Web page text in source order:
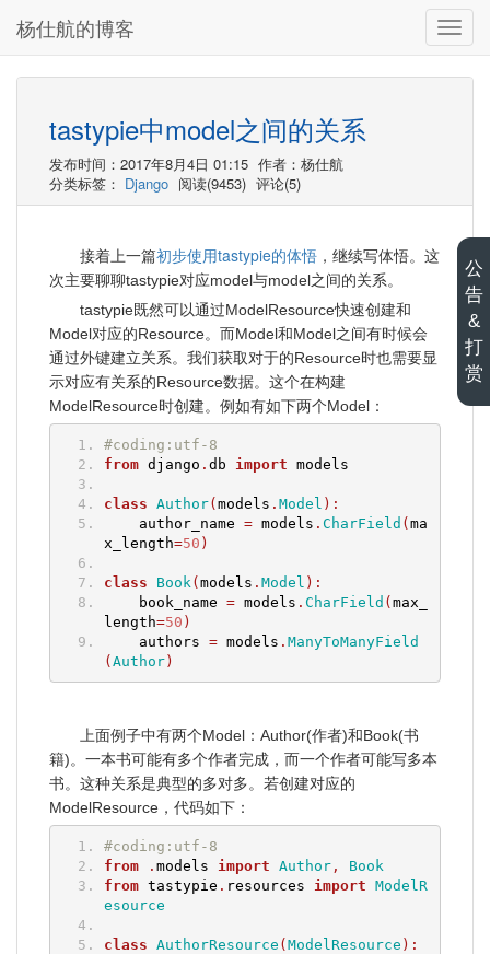
切
换
导
杨仕航的博客
tastypie中model之间的关系
发布时间：2017年8月4日 01:15 作者：杨仕航
分类标签： Django 阅读(9453) 评论(5)
接着上一篇初步使用tastypie的体悟 ，继续写体悟。这
次主要聊聊tastypie对应model与model之间的关系。
tastypie既然可以通过ModelResource快速创建和
Model对应的Resource。而Model和Model之间有时候会
通过外键建立关系。我们获取对于的Resource时也需要显
示对应有关系的Resource数据。这个在构建
ModelResource时创建。例如有如下两个Model：
#coding:utf-8
from django . db import models
class Author(models . Model ):
author_name = models . CharField (ma
x_length=50 )
class Book (models . Model ):
book_name = models . CharField (max_
length=50 )
authors = models . ManyToManyField
(Author)
上面例子中有两个Model：Author(作者)和Book(书
籍)。一本书可能有多个作者完成，而一个作者可能写多本
书。这种关系是典型的多对多。若创建对应的
ModelResource，代码如下：
#coding:utf-8
from
. models import Author,
Book
from tastypie . resources import ModelR
esource
class AuthorResource (ModelResource ):
公
告
&
打
赏